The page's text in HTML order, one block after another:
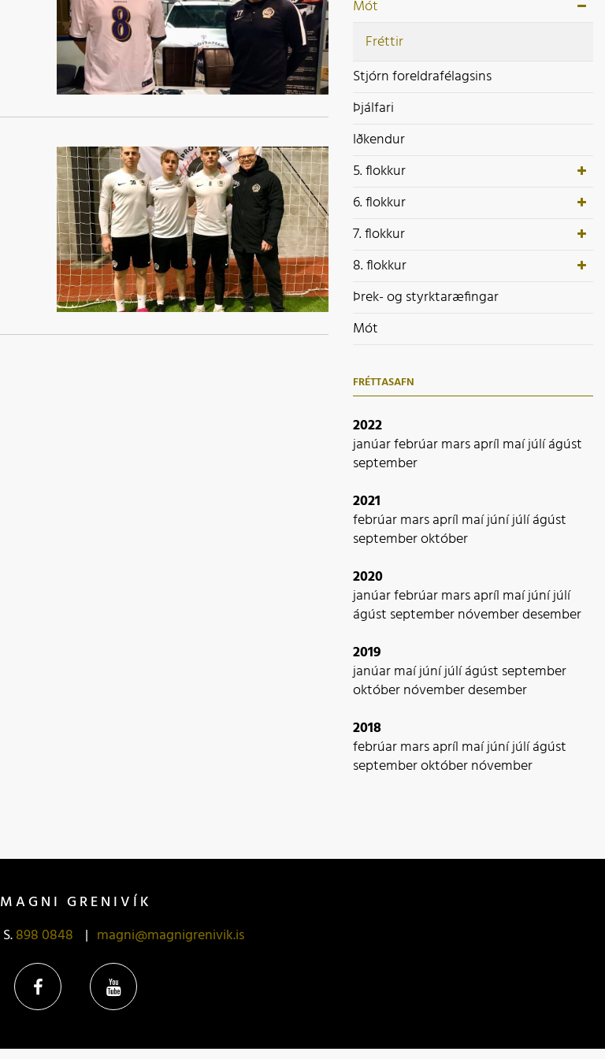
Mót
Mót
Fréttir
Stjórn foreldrafélagsins
Þjálfari
Iðkendur
5. flokkur
6. flokkur
7. flokkur
8. flokkur
Þrek- og styrktaræfingar
Mót
FRÉTTASAFN
2022
janúarfebrúarmarsapríl maíjúlíágúst
september
2021
febrúarmarsapríl maíjúníjúlíágúst
septemberoktóber
2020
janúarfebrúarmarsapríl maíjúníjúlí
ágúst septembernóvemberdesember
2019
janúarmaíjúníjúlíágúst september
októbernóvemberdesember
2018
febrúarmarsapríl maíjúníjúlíágúst
septemberoktóbernóvember
MAGNI GRENIVÍK
S.898 0848 magni@magnigrenivik.is